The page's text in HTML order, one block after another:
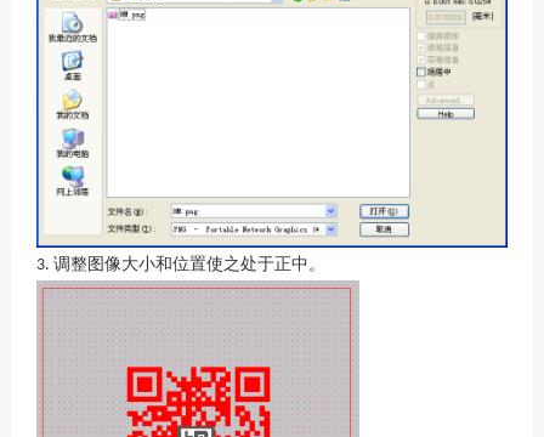
3. 调整图像大小和位置使之处于正中。